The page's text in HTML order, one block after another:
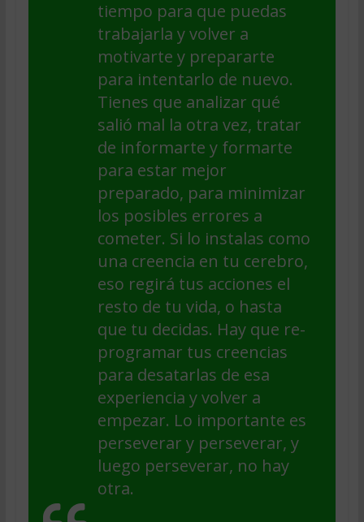
tiempo para que puedas
trabajarla y volver a
motivarte y prepararte
para intentarlo de nuevo.
Tienes que analizar qué
salió mal la otra vez, tratar
de informarte y formarte
para estar mejor
preparado, para minimizar
los posibles errores a
cometer. Si lo instalas como
una creencia en tu cerebro,
eso regirá tus acciones el
resto de tu vida, o hasta
que tu decidas. Hay que re-
programar tus creencias
para desatarlas de esa
experiencia y volver a
empezar. Lo importante es
perseverar y perseverar, y
luego perseverar, no hay
otra.